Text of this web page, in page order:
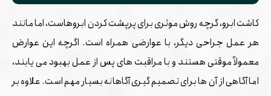
کاشت ابرو، گرچه روش موثری برای پرپشت کردن ابروهاست، اما مانند
هر عمل جراحی دیگر، با عوارضی همراه است. اگرچه این عوارض
معمولاً موقتی هستند و با مراقبت‌ های پس از عمل بهبود می ‌یابند،
اما آگاهی از آن ‌ها برای تصمیم ‌گیری آگاهانه بسیار مهم است. علاوه بر